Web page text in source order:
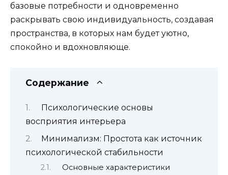
базовые потребности и одновременно
раскрывать свою индивидуальность, создавая
пространства, в которых нам будет уютно,
спокойно и вдохновляюще.
Содержание
Психологические основы
восприятия интерьера
Минимализм: Простота как источник
психологической стабильности
Основные характеристики